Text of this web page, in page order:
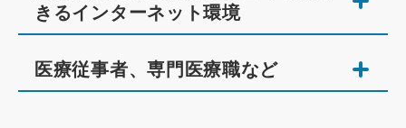
きるインターネット環境
医療従事者、専門医療職など